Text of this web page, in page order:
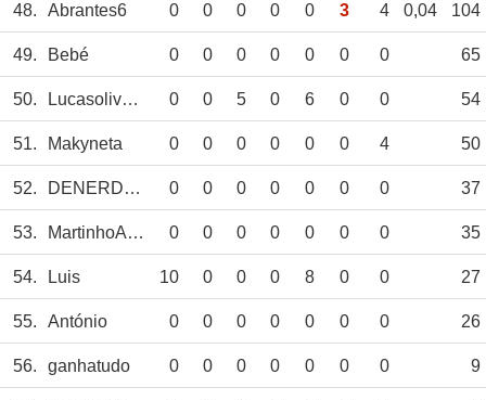
48. Abrantes6 0 0 0 0 0 3 4 0,04 104
49. Bebé 0 0 0 0 0 0 0 65
50. Lucasoliveirado 0 0 5 0 6 0 0 54
51. Makyneta 0 0 0 0 0 0 4 50
52. DENERDNR 0 0 0 0 0 0 0 37
53. MartinhoAmorim 0 0 0 0 0 0 0 35
54. Luis 10 0 0 0 8 0 0 27
55. António 0 0 0 0 0 0 0 26
56. ganhatudo 0 0 0 0 0 0 0 9